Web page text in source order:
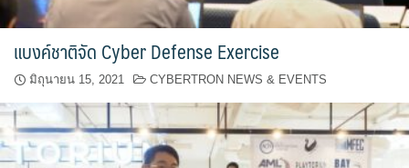
แบงค์ชาติจัด Cyber Defense Exercise
มิถุนายน 15, 2021 CYBERTRON NEWS & EVENTS